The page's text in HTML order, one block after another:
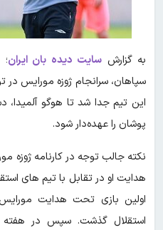
به گزارش سایت دیده بان ایران
سپاهان، سرانجام ژوزه مورایس در
این تیم جدا شد تا هوگو آلمیدا،
پوشان را عهده‌دار شود.
نکته جالب توجه در کارنامه
هدایت او در تقابل با تیم های
استقلال گذشت. سپس در هفته